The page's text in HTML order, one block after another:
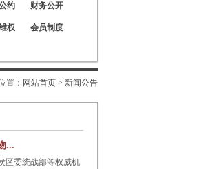
约 财务公开
权 会员制度
置： 网站首页 > 新闻公告
...
区委统战部等权威机